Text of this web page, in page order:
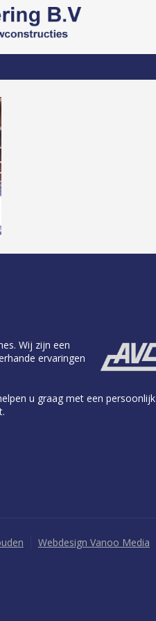
Wij zijn een
ervaringen
u graag met een persoonlijk
Webdesign Vanoo Media